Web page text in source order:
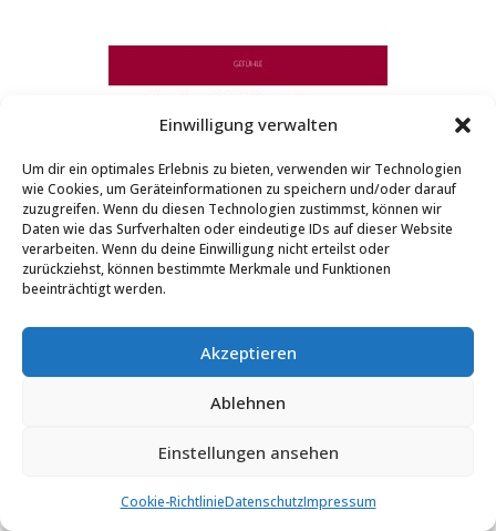
Einwilligung verwalten
Um dir ein optimales Erlebnis zu bieten, verwenden wir Technologien
wie Cookies, um Geräteinformationen zu speichern und/oder darauf
zuzugreifen. Wenn du diesen Technologien zustimmst, können wir
Daten wie das Surfverhalten oder eindeutige IDs auf dieser Website
verarbeiten. Wenn du deine Einwilligung nicht erteilst oder
zurückziehst, können bestimmte Merkmale und Funktionen
beeinträchtigt werden.
Akzeptieren
Ablehnen
Einstellungen ansehen
Cookie-RichtlinieDatenschutzImpressum